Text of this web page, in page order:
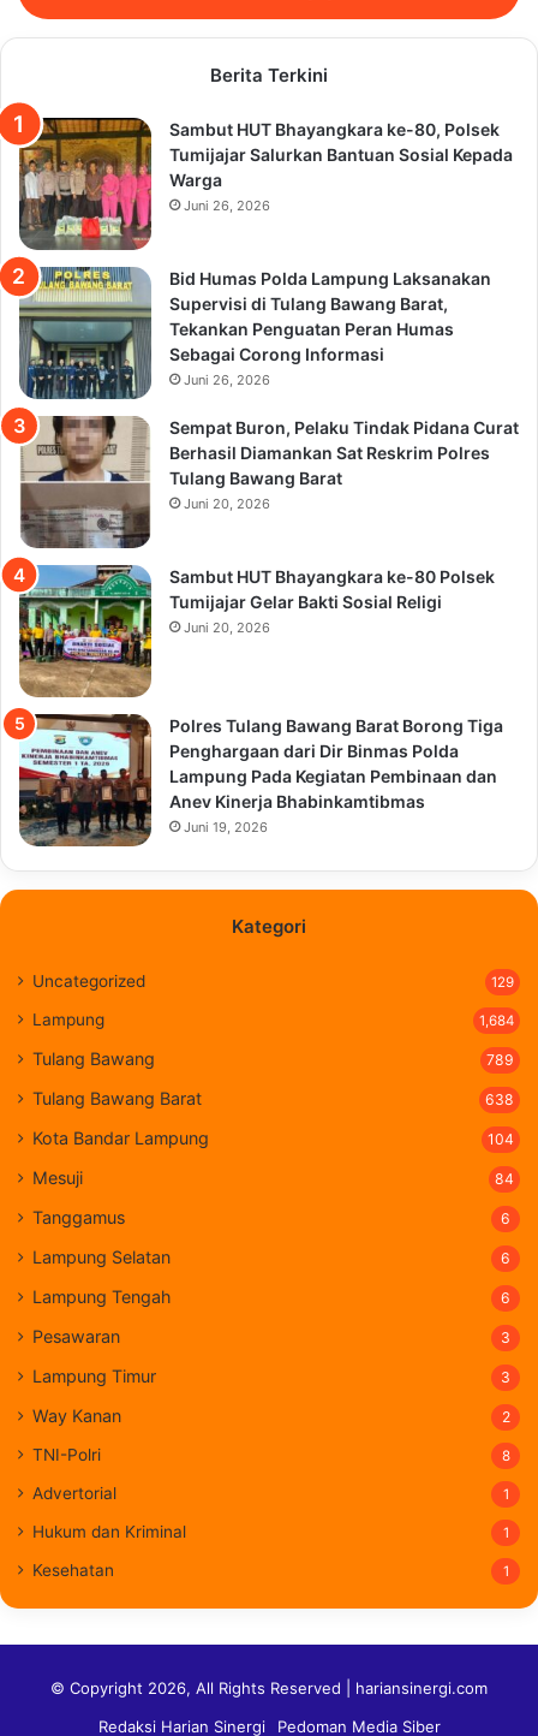
Berita Terkini
Sambut HUT Bhayangkara ke-80, Polsek
Tumijajar Salurkan Bantuan Sosial Kepada
Warga
Juni 26, 2026
Bid Humas Polda Lampung Laksanakan
Supervisi di Tulang Bawang Barat,
Tekankan Penguatan Peran Humas
Sebagai Corong Informasi
Juni 26, 2026
Sempat Buron, Pelaku Tindak Pidana Curat
Berhasil Diamankan Sat Reskrim Polres
Tulang Bawang Barat
Juni 20, 2026
Sambut HUT Bhayangkara ke-80 Polsek
Tumijajar Gelar Bakti Sosial Religi
Juni 20, 2026
Polres Tulang Bawang Barat Borong Tiga
Penghargaan dari Dir Binmas Polda
Lampung Pada Kegiatan Pembinaan dan
Anev Kinerja Bhabinkamtibmas
Juni 19, 2026
Kategori
Uncategorized 129
Lampung 1,684
Tulang Bawang 789
Tulang Bawang Barat 638
Kota Bandar Lampung 104
Mesuji 84
Tanggamus 6
Lampung Selatan 6
Lampung Tengah 6
Pesawaran 3
Lampung Timur 3
Way Kanan 2
TNI-Polri 8
Advertorial 1
Hukum dan Kriminal 1
Kesehatan 1
© Copyright 2026, All Rights Reserved | hariansinergi.com
Redaksi Harian Sinergi
Pedoman Media Siber